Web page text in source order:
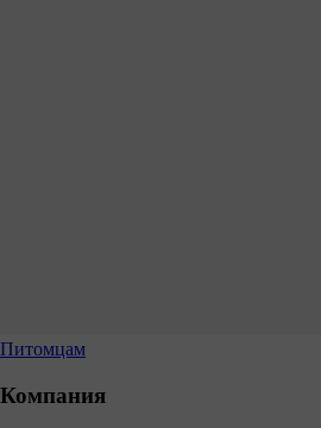
Питомцам
Компания